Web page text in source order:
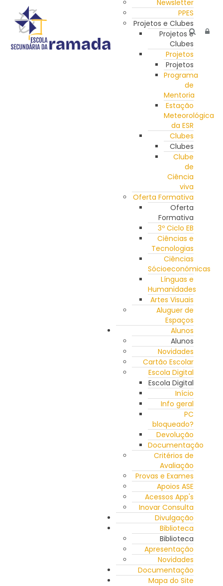
Newsletter
PPES
Projetos e Clubes
Projetos e
Clubes
Projetos
Projetos
Programa
de
Mentoria
Estação
Meteorológica
da ESR
Clubes
Clubes
Clube
de
Ciência
viva
Oferta Formativa
Oferta
Formativa
3º Ciclo EB
Ciências e
Tecnologias
Ciências
Sócioeconómicas
Línguas e
Humanidades
Artes Visuais
Aluguer de
Espaços
Alunos
Alunos
Novidades
Cartão Escolar
Escola Digital
Escola Digital
Início
Info geral
PC
bloqueado?
Devolução
Documentação
Critérios de
Avaliação
Provas e Exames
Apoios ASE
Acessos App's
Inovar Consulta
Divulgação
Biblioteca
Biblioteca
Apresentação
Novidades
Documentação
Mapa do Site